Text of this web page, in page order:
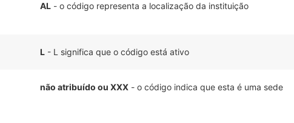
AL - o código representa a localização da instituição
L - L significa que o código está ativo
não atribuído ou XXX - o código indica que esta é uma sede